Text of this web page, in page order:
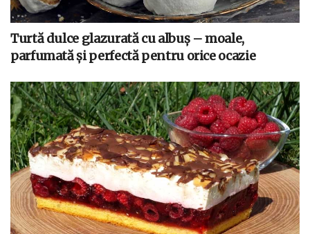
Turtă dulce glazurată cu albuș – moale,
parfumată și perfectă pentru orice ocazie